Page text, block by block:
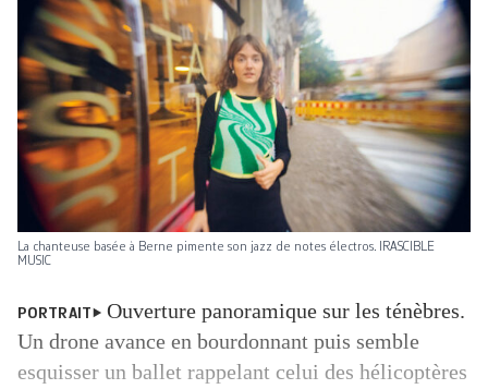
La chanteuse basée à Berne pimente son jazz de notes électros. IRASCIBLE
MUSIC
PORTRAIT
Ouverture panoramique sur les ténèbres.
Un drone avance en bourdonnant puis semble
esquisser un ballet rappelant celui des hélicoptères